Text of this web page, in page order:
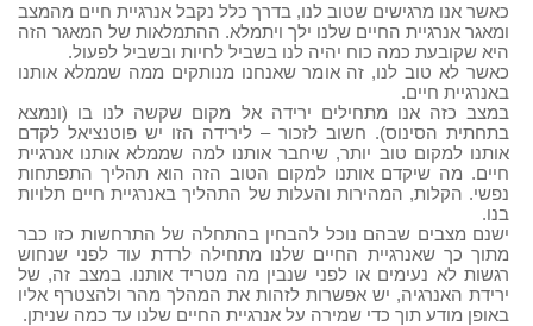
כאשר אנו מרגישים שטוב לנו, בדרך כלל נקבל אנרגיית חיים מהמצב
ומאגר אנרגיית החיים שלנו ילך ויתמלא. ההתמלאות של המאגר הזה
היא שקובעת כמה כוח יהיה לנו בשביל לחיות ובשביל לפעול.
כאשר לא טוב לנו, זה אומר שאנחנו מנותקים ממה שממלא אותנו
באנרגיית חיים.
במצב כזה אנו מתחילים ירידה אל מקום שקשה לנו בו (ונמצא
בתחתית הסינוס). חשוב לזכור – לירידה הזו יש פוטנציאל לקדם
אותנו למקום טוב יותר, שיחבר אותנו למה שממלא אותנו אנרגיית
חיים. מה שיקדם אותנו למקום הטוב הזה הוא תהליך התפתחות
נפשי. הקלות, המהירות והעלות של התהליך באנרגיית חיים תלויות
בנו.
ישנם מצבים שבהם נוכל להבחין בהתחלה של התרחשות כזו כבר
מתוך כך שאנרגיית החיים שלנו מתחילה לרדת עוד לפני שנחוש
רגשות לא נעימים או לפני שנבין מה מטריד אותנו. במצב זה, של
ירידת האנרגיה, יש אפשרות לזהות את המהלך מהר ולהצטרף אליו
באופן מודע תוך כדי שמירה על אנרגיית החיים שלנו עד כמה שניתן.